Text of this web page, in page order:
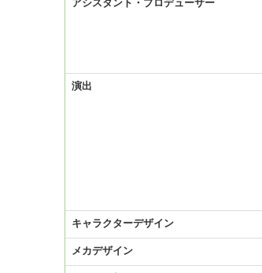
アシスタント・プロデューサー
演出
キャラクターデザイン
メカデザイン